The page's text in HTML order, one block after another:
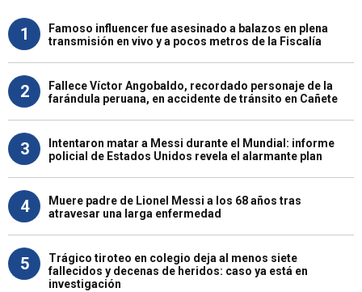
1
Famoso influencer fue asesinado a balazos en plena
transmisión en vivo y a pocos metros de la Fiscalía
2
Fallece Víctor Angobaldo, recordado personaje de la
farándula peruana, en accidente de tránsito en Cañete
3
Intentaron matar a Messi durante el Mundial: informe
policial de Estados Unidos revela el alarmante plan
4
Muere padre de Lionel Messi a los 68 años tras
atravesar una larga enfermedad
5
Trágico tiroteo en colegio deja al menos siete
fallecidos y decenas de heridos: caso ya está en
investigación